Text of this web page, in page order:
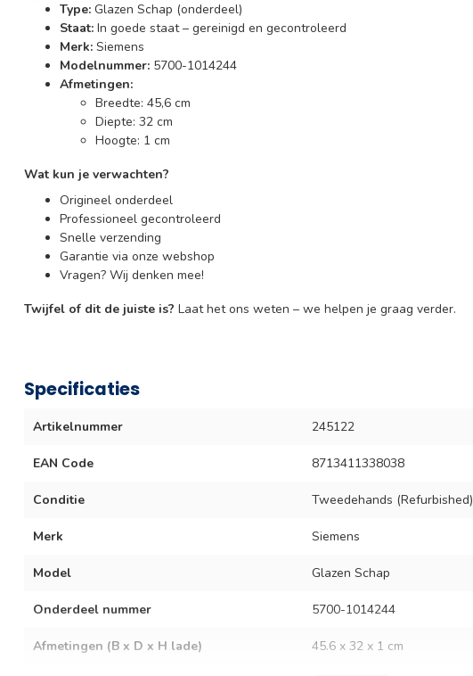
Type: Glazen Schap (onderdeel)
Staat: In goede staat – gereinigd en gecontroleerd
Merk: Siemens
Modelnummer: 5700-1014244
Afmetingen:
Breedte: 45,6 cm
Diepte: 32 cm
Hoogte: 1 cm
Wat kun je verwachten?
Origineel onderdeel
Professioneel gecontroleerd
Snelle verzending
Garantie via onze webshop
Vragen? Wij denken mee!
Twijfel of dit de juiste is? Laat het ons weten – we helpen je graag verder.
Specificaties
Artikelnummer 245122
EAN Code 8713411338038
Conditie Tweedehands (Refurbished)
Merk Siemens
Model Glazen Schap
Onderdeel nummer 5700-1014244
Afmetingen (B x D x H lade) 45.6 x 32 x 1 cm